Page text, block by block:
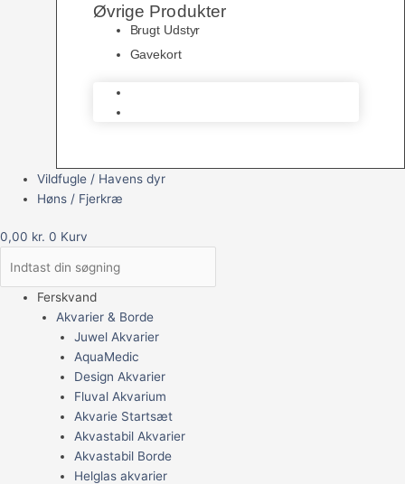
Øvrige Produkter
Brugt Udstyr
Gavekort
Vildfugle / Havens dyr
Høns / Fjerkræ
0,00 kr. 0 Kurv
Ferskvand
Akvarier & Borde
Juwel Akvarier
AquaMedic
Design Akvarier
Fluval Akvarium
Akvarie Startsæt
Akvastabil Akvarier
Akvastabil Borde
Helglas akvarier